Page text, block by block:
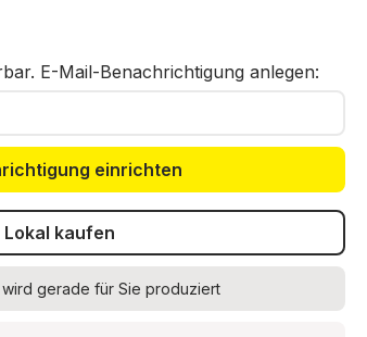
E-Mail-Benachrichtigung anlegen:
einrichten
Lokal kaufen
, wird gerade für Sie produziert